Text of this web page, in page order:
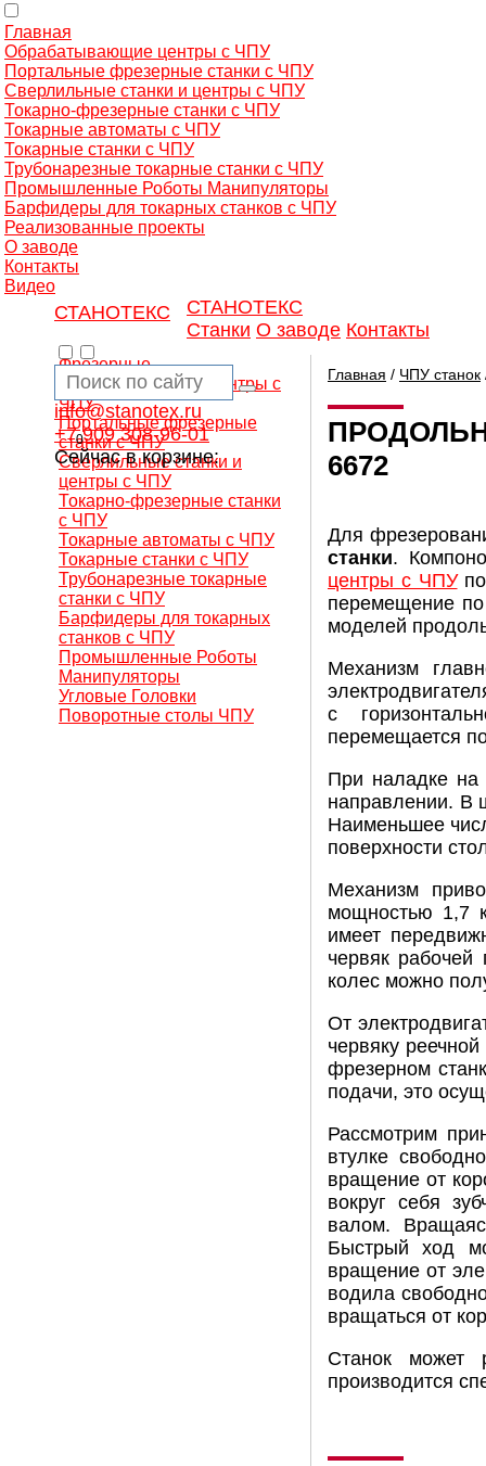
Главная
Обрабатывающие центры с ЧПУ
Портальные фрезерные станки с ЧПУ
Сверлильные станки и центры с ЧПУ
Токарно-фрезерные станки с ЧПУ
Токарные автоматы с ЧПУ
Токарные станки с ЧПУ
Трубонарезные токарные станки с ЧПУ
Промышленные Роботы Манипуляторы
Барфидеры для токарных станков с ЧПУ
Реализованные проекты
О заводе
Контакты
Видео
СТАНОТЕКС
СТАНОТЕКС
Станки О заводе Контакты
info@stanotex.ru
+7 909 308-96-01
Сейчас в корзине:
0
Фрезерные
обрабатывающие центры с
ЧПУ
Портальные фрезерные
станки с ЧПУ
Сверлильные станки и
центры с ЧПУ
Токарно-фрезерные станки
с ЧПУ
Токарные автоматы с ЧПУ
Токарные станки с ЧПУ
Трубонарезные токарные
станки с ЧПУ
Барфидеры для токарных
станков с ЧПУ
Промышленные Роботы
Манипуляторы
Угловые Головки
Поворотные столы ЧПУ
Главная / ЧПУ станок
6672
Для
станки.
центры с ЧПУ
перемещение
моделей
Механизм
с
перемещается
При наладке на
направлении. В
Наименьшее
поверхности
Механизм
мощностью 1,7
имеет
червяк рабочей
колес можно
От
червяку
фрезерном
подачи, это
Рассмотрим
втулке
вращение от
вокруг себя
валом.
Быстрый ход
вращение от
водила
вращаться от
Станок может
производится